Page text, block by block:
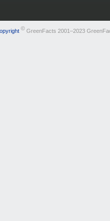
© GreenFacts 2001–2023